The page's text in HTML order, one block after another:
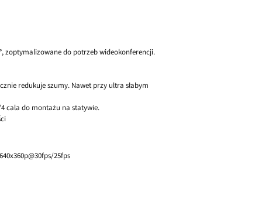
zoptymalizowane do potrzeb wideokonferencji.
redukuje szumy. Nawet przy ultra słabym
cala do montażu na statywie.
25fps